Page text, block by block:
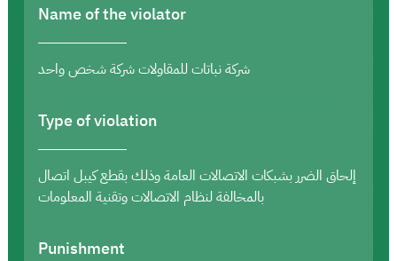
Name of the violator
شركة نباتات للمقاولات شركة شخص واحد
Type of violation
إلحاق الضرر بشبكات الاتصالات العامة وذلك بقطع كيبل اتصال
بالمخالفة لنظام الاتصالات وتقنية المعلومات
Punishment